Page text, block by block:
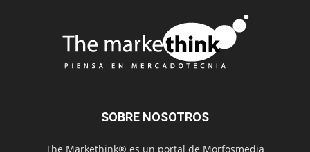
SOBRE NOSOTROS
The Markethink® es un portal de Morfosmedia